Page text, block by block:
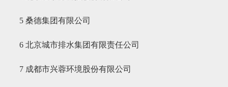
5 桑德集团有限公司
6 北京城市排水集团有限责任公司
7 成都市兴蓉环境股份有限公司